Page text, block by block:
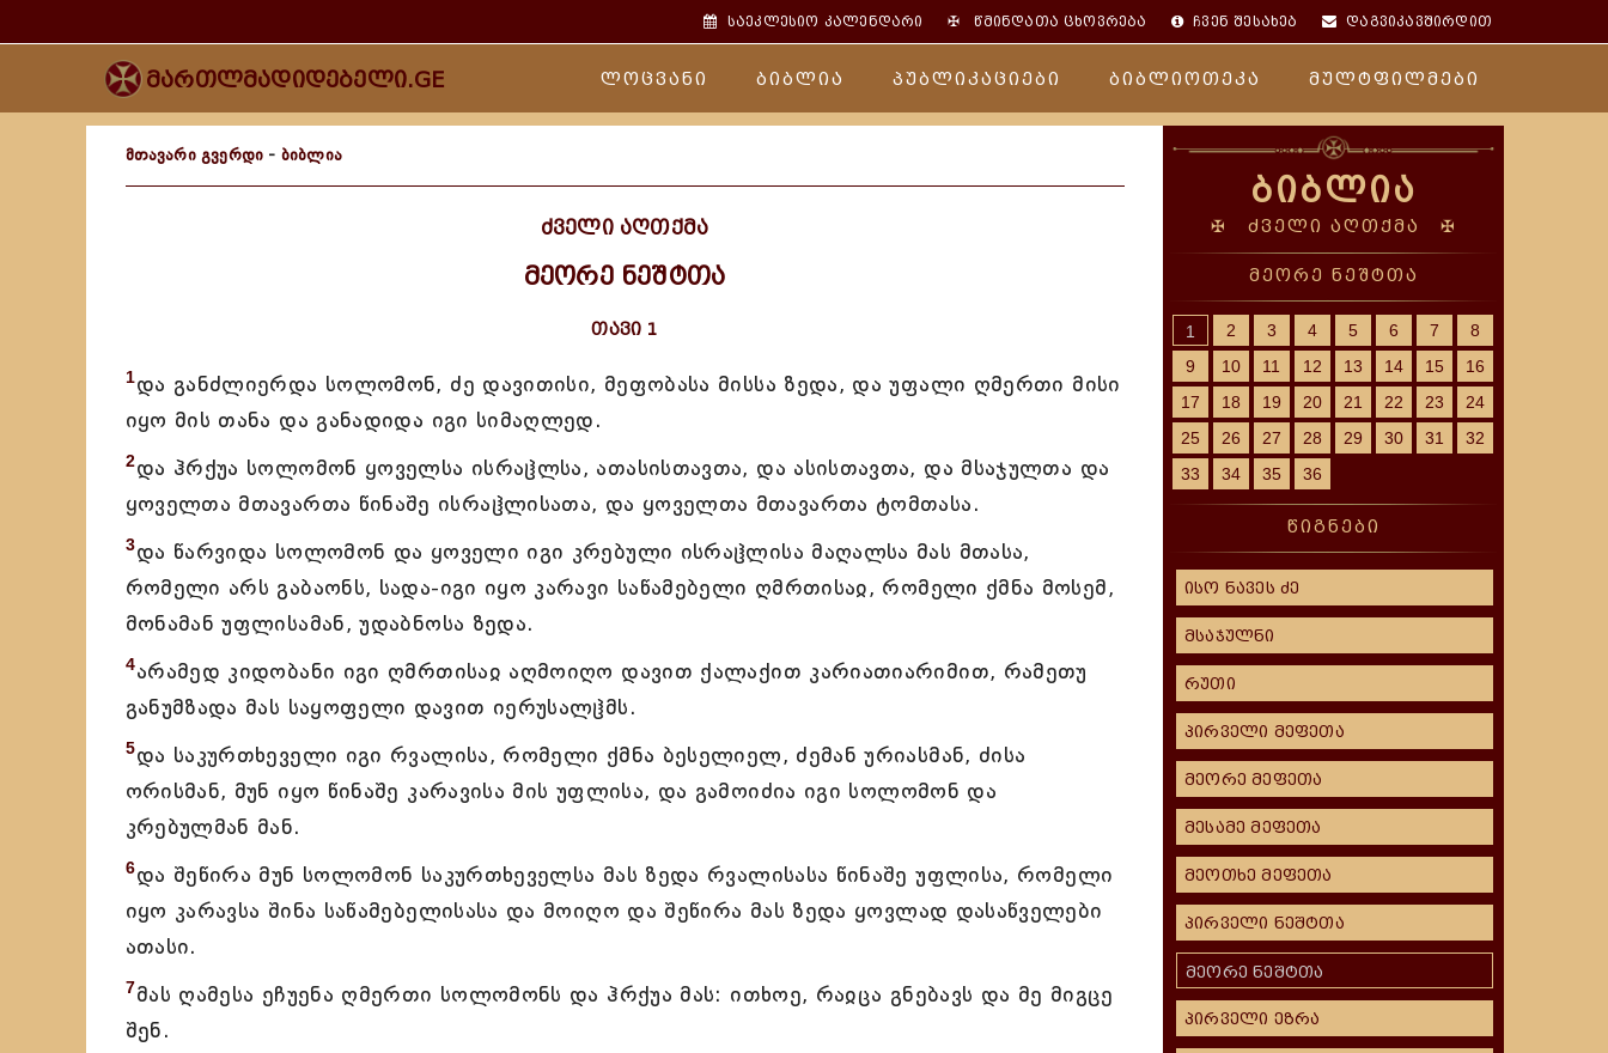
საეკლესიო კალენდარი ✠წმინდათა ცხოვრება ჩვენ შესახებ დაგვიკავშირდით
მართლმადიდებელი.GE ლოცვანი ბიბლია პუბლიკაციები ბიბლიოთეკა მულტფილმები
მთავარი გვერდი - ბიბლია
ძველი აღთქმა
მეორე ნეშტთა
თავი 1
1და განძლიერდა სოლომონ, ძე დავითისი, მეფობასა მისსა ზედა, და უფალი ღმერთი მისი
იყო მის თანა და განადიდა იგი სიმაღლედ.
2და ჰრქუა სოლომონ ყოველსა ისრაჱლსა, ათასისთავთა, და ასისთავთა, და მსაჯულთა და
ყოველთა მთავართა წინაშე ისრაჱლისათა, და ყოველთა მთავართა ტომთასა.
3და წარვიდა სოლომონ და ყოველი იგი კრებული ისრაჱლისა მაღალსა მას მთასა,
რომელი არს გაბაონს, სადა-იგი იყო კარავი საწამებელი ღმრთისაჲ, რომელი ქმნა მოსემ,
მონამან უფლისამან, უდაბნოსა ზედა.
4არამედ კიდობანი იგი ღმრთისაჲ აღმოიღო დავით ქალაქით კარიათიარიმით, რამეთუ
განუმზადა მას საყოფელი დავით იერუსალჱმს.
5და საკურთხეველი იგი რვალისა, რომელი ქმნა ბესელიელ, ძემან ურიასმან, ძისა
ორისმან, მუნ იყო წინაშე კარავისა მის უფლისა, და გამოიძია იგი სოლომონ და
კრებულმან მან.
6და შეწირა მუნ სოლომონ საკურთხეველსა მას ზედა რვალისასა წინაშე უფლისა, რომელი
იყო კარავსა შინა საწამებელისასა და მოიღო და შეწირა მას ზედა ყოვლად დასაწველები
ათასი.
7მას ღამესა ეჩუენა ღმერთი სოლომონს და ჰრქუა მას: ითხოე, რაჲცა გნებავს და მე მიგცე
შენ.
ბიბლია
✠ ძველი აღთქმა ✠
მეორე ნეშტთა
1 2 3 4 5 6 7
8
9
10 11 12 13 14 15
16
17
18 19 20 21 22 23
24
25
26 27 28 29 30 31
32
33
34 35 36
წიგნები
ისო ნავეს ძე
მსაჯულნი
რუთი
პირველი მეფეთა
მეორე მეფეთა
მესამე მეფეთა
მეოთხე მეფეთა
პირველი ნეშტთა
მეორე ნეშტთა
პირველი ეზრა